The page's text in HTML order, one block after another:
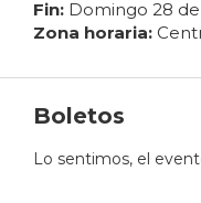
Fin: Domingo 28 de
Zona horaria:
Boletos
Lo sentimos, el